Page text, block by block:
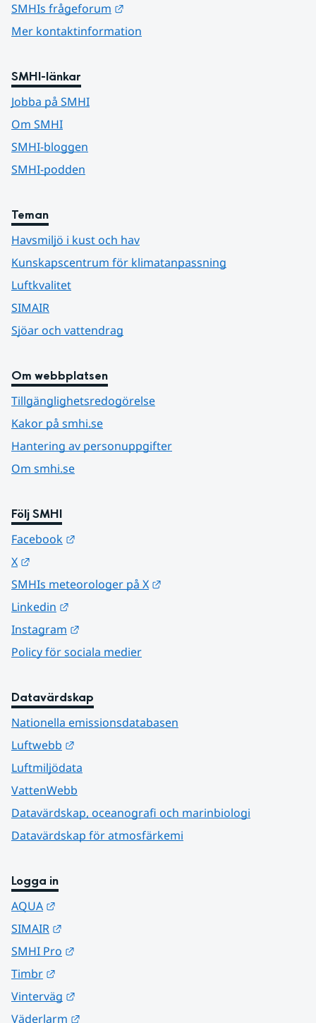
SMHIs frågeforum
Mer kontaktinformation
SMHI-länkar
Jobba på SMHI
Om SMHI
SMHI-bloggen
SMHI-podden
Teman
Havsmiljö i kust och hav
Kunskapscentrum för klimatanpassning
Luftkvalitet
SIMAIR
Sjöar och vattendrag
Om webbplatsen
Tillgänglighetsredogörelse
Kakor på smhi.se
Hantering av personuppgifter
Om smhi.se
Följ SMHI
Facebook
X
SMHIs meteorologer på X
Linkedin
Instagram
Policy för sociala medier
Datavärdskap
Nationella emissionsdatabasen
Luftwebb
Luftmiljödata
VattenWebb
Datavärdskap, oceanografi och marinbiologi
Datavärdskap för atmosfärkemi
Logga in
AQUA
SIMAIR
SMHI Pro
Timbr
Vinterväg
Väderlarm